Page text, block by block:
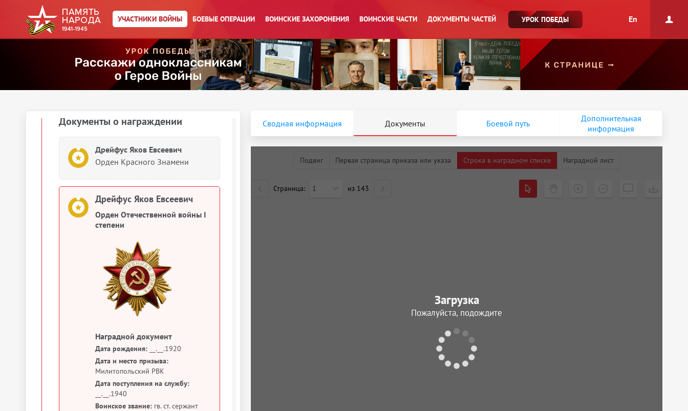
УЧАСТНИКИ ВОЙНЫ БОЕВЫЕ ОПЕРАЦИИ ВОИНСКИЕ ЗАХОРОНЕНИЯ ВОИНСКИЕ ЧАСТИ ДОКУМЕНТЫ ЧАСТЕЙ УРОК ПОБЕДЫ En
1945
Сведения о личном составе
Дрейфус Яков Евсеевич
Списки призыва и
демобилизации
Документы о награждении
Дрейфус Яков Евсеевич
Орден Красного Знамени
Дрейфус Яков Евсеевич
Орден Отечественной войны I
степени
Наградной документ
Дата рождения: __.__.1920
Дата и место призыва:
Милитопольский РВК
Дата поступления на службу:
__.__.1940
Воинское звание: гв. ст. сержант
Сводная информация Документы Боевой путь
Дополнительная
информация
Подвиг Первая страница приказа или указа Строка в наградном списке Наградной лист
Страница: 1 из 143
Загрузка
Пожалуйста, подождите